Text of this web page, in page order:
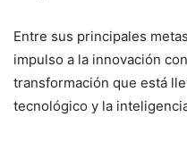
Entre sus principales
impulso a la innovación
transformación que está
tecnológico y la